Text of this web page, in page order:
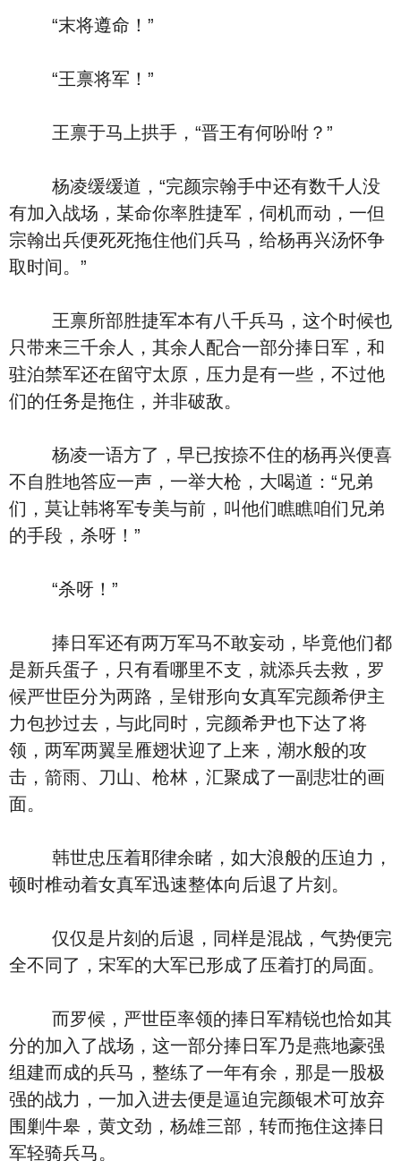
“末将遵命！”
“王禀将军！”
王禀于马上拱手，“晋王有何吩咐？”
杨凌缓缓道，“完颜宗翰手中还有数千人没
有加入战场，某命你率胜捷军，伺机而动，一但
宗翰出兵便死死拖住他们兵马，给杨再兴汤怀争
取时间。”
王禀所部胜捷军本有八千兵马，这个时候也
只带来三千余人，其余人配合一部分捧日军，和
驻泊禁军还在留守太原，压力是有一些，不过他
们的任务是拖住，并非破敌。
杨凌一语方了，早已按捺不住的杨再兴便喜
不自胜地答应一声，一举大枪，大喝道：“兄弟
们，莫让韩将军专美与前，叫他们瞧瞧咱们兄弟
的手段，杀呀！”
“杀呀！”
捧日军还有两万军马不敢妄动，毕竟他们都
是新兵蛋子，只有看哪里不支，就添兵去救，罗
候严世臣分为两路，呈钳形向女真军完颜希伊主
力包抄过去，与此同时，完颜希尹也下达了将
领，两军两翼呈雁翅状迎了上来，潮水般的攻
击，箭雨、刀山、枪林，汇聚成了一副悲壮的画
面。
韩世忠压着耶律余睹，如大浪般的压迫力，
顿时椎动着女真军迅速整体向后退了片刻。
仅仅是片刻的后退，同样是混战，气势便完
全不同了，宋军的大军已形成了压着打的局面。
而罗候，严世臣率领的捧日军精锐也恰如其
分的加入了战场，这一部分捧日军乃是燕地豪强
组建而成的兵马，整练了一年有余，那是一股极
强的战力，一加入进去便是逼迫完颜银术可放弃
围剿牛皋，黄文劲，杨雄三部，转而拖住这捧日
军轻骑兵马。